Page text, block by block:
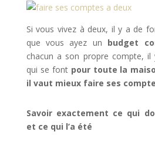
Si vous vivez à deux, il y a de
que vous ayez un budget
chacun a son propre compte, il
qui se fontpour toute la
il vaut mieux faire ses
Savoir exactement ce qui
et ce qui l’a été